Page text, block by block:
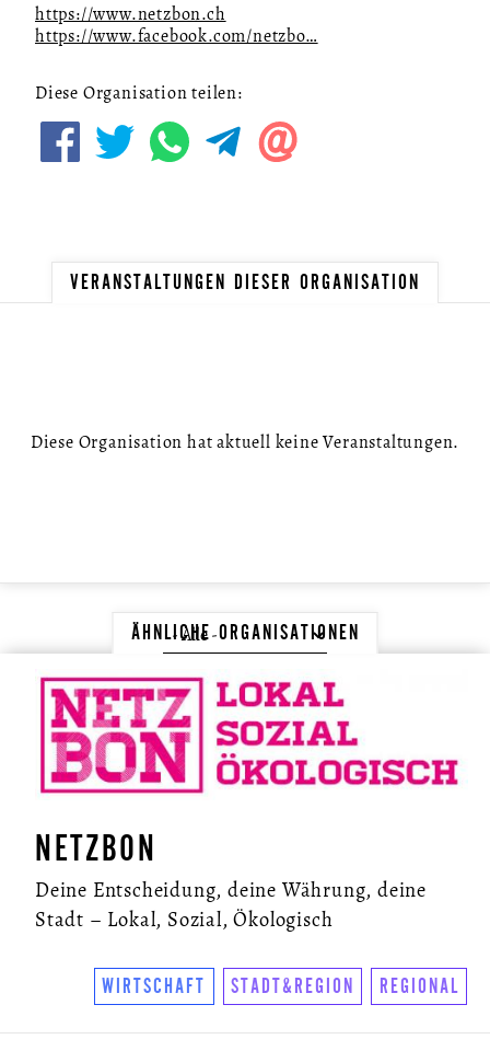
https://www.netzbon.ch
https://www.facebook.com/netzbo…
Diese Organisation teilen:
VERANSTALTUNGEN DIESER ORGANISATION
Diese Organisation hat aktuell keine Veranstaltungen.
ÄHNLICHE ORGANISATIONEN
NETZBON
Deine Entscheidung, deine Währung, deine
Stadt – Lokal, Sozial, Ökologisch
WIRTSCHAFT STADT&REGION REGIONAL